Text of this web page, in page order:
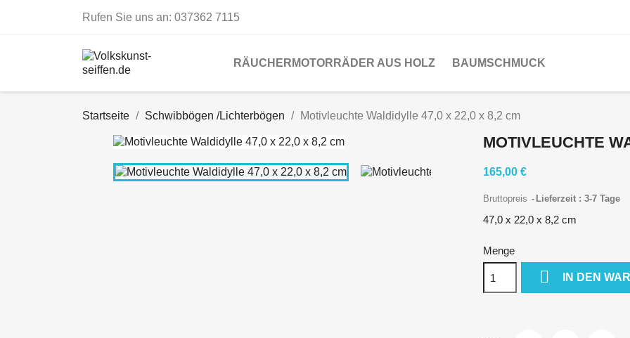
Rufen Sie uns an: 037362 7115
RÄUCHERMOTORRÄDER AUS HOLZ BAUMSCHMUCK
Startseite Schwibbögen /Lichterbögen Motivleuchte Waldidylle 47,0 x 22,0 x 8,2 cm
MOTIVLEUCHTE
165,00 €
Bruttopreis Lieferzeit : 3-7 Tage
47,0 x 22,0 x 8,2 cm
Menge
 IN DEN